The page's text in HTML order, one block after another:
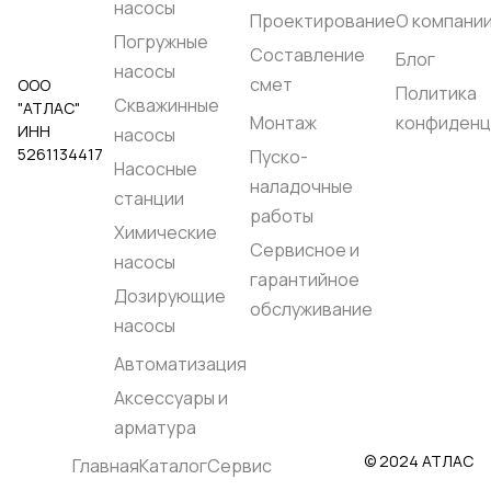
Глубина погружения,
Температура жидкости,
Корпус насоса::
Нержавеющая сталь EN
1.4301 (AISI 304)
Рабочее колесо::
Армированный
Нержавеющая сталь EN
1.4057 (AISI 431)
Страна производства::
ООО
"АТЛАС"
ИНН
5261134417
насосы
Погружные
насосы
Скважинные
насосы
Насосные
станции
Химические
насосы
Дозирующие
насосы
Автоматизация
Аксессуары и
арматура
Проектирование
Составление
смет
Монтаж
Пуско-
наладочные
работы
Сервисное и
гарантийное
обслуживание
О
Блог
Политика
ГлавнаяКаталогСервис © 2024 АТЛАС